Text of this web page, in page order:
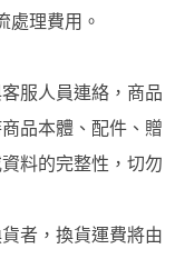
處理費用。
服人員連絡，商品
品本體、配件、贈
料的完整性，切勿
者，換貨運費將由